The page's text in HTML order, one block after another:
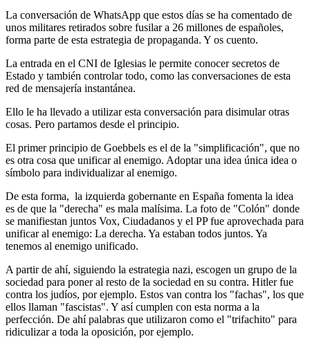
La conversación de WhatsApp que estos días se ha comentado de
unos militares retirados sobre fusilar a 26 millones de españoles,
forma parte de esta estrategia de propaganda. Y os cuento.
La entrada en el CNI de Iglesias le permite conocer secretos de
Estado y también controlar todo, como las conversaciones de esta
red de mensajería instantánea.
Ello le ha llevado a utilizar esta conversación para disimular otras
cosas. Pero partamos desde el principio.
El primer principio de Goebbels es el de la "simplificación", que no
es otra cosa que unificar al enemigo. Adoptar una idea única idea o
símbolo para individualizar al enemigo.
De esta forma, la izquierda gobernante en España fomenta la idea
es de que la "derecha" es mala malísima. La foto de "Colón" donde
se manifiestan juntos Vox, Ciudadanos y el PP fue aprovechada para
unificar al enemigo: La derecha. Ya estaban todos juntos. Ya
tenemos al enemigo unificado.
A partir de ahí, siguiendo la estrategia nazi, escogen un grupo de la
sociedad para poner al resto de la sociedad en su contra. Hitler fue
contra los judíos, por ejemplo. Estos van contra los "fachas", los que
ellos llaman "fascistas". Y así cumplen con esta norma a la
perfección. De ahí palabras que utilizaron como el "trifachito" para
ridiculizar a toda la oposición, por ejemplo.